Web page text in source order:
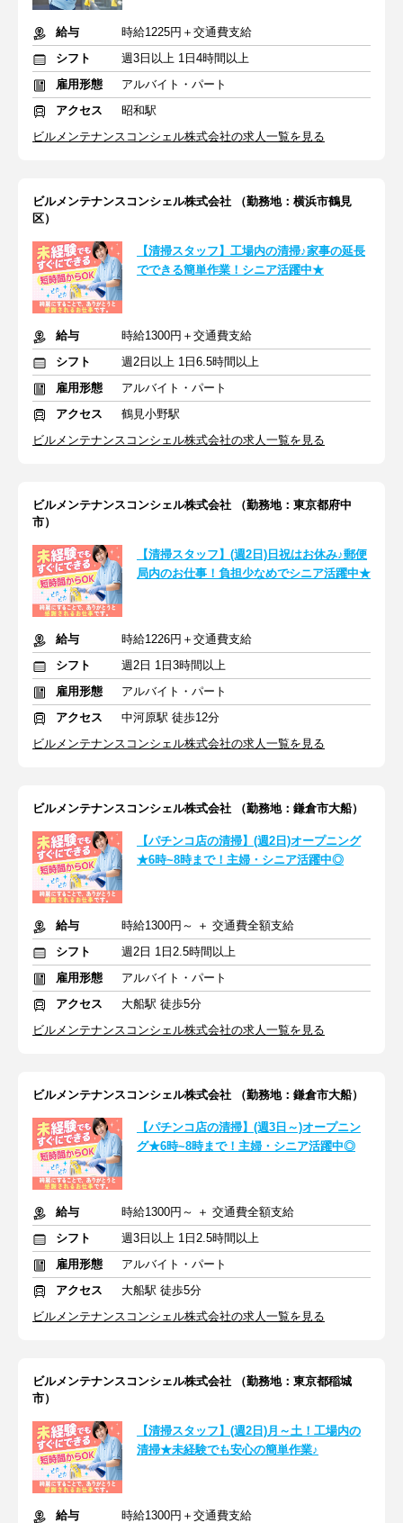
給与
時給1225円＋交通費支給
シフト
週3日以上 1日4時間以上
雇用形態
アルバイト・パート
アクセス
昭和駅
ビルメンテナンスコンシェル株式会社の求人一覧を見る
ビルメンテナンスコンシェル株式会社 （勤務地：横浜市鶴見
区）
【清掃スタッフ】工場内の清掃♪家事の延長
でできる簡単作業！シニア活躍中★
給与
時給1300円＋交通費支給
シフト
週2日以上 1日6.5時間以上
雇用形態
アルバイト・パート
アクセス
鶴見小野駅
ビルメンテナンスコンシェル株式会社の求人一覧を見る
ビルメンテナンスコンシェル株式会社 （勤務地：東京都府中
市）
【清掃スタッフ】(週2日)日祝はお休み♪郵便
局内のお仕事！負担少なめでシニア活躍中★
給与
時給1226円＋交通費支給
シフト
週2日 1日3時間以上
雇用形態
アルバイト・パート
アクセス
中河原駅 徒歩12分
ビルメンテナンスコンシェル株式会社の求人一覧を見る
ビルメンテナンスコンシェル株式会社 （勤務地：鎌倉市大船）
【パチンコ店の清掃】(週2日)オープニング
★6時~8時まで！主婦・シニア活躍中◎
給与
時給1300円～ ＋ 交通費全額支給
シフト
週2日 1日2.5時間以上
雇用形態
アルバイト・パート
アクセス
大船駅 徒歩5分
ビルメンテナンスコンシェル株式会社の求人一覧を見る
ビルメンテナンスコンシェル株式会社 （勤務地：鎌倉市大船）
【パチンコ店の清掃】(週3日～)オープニン
グ★6時~8時まで！主婦・シニア活躍中◎
給与
時給1300円～ ＋ 交通費全額支給
シフト
週3日以上 1日2.5時間以上
雇用形態
アルバイト・パート
アクセス
大船駅 徒歩5分
ビルメンテナンスコンシェル株式会社の求人一覧を見る
ビルメンテナンスコンシェル株式会社 （勤務地：東京都稲城
市）
【清掃スタッフ】(週2日)月～土！工場内の
清掃★未経験でも安心の簡単作業♪
給与
時給1300円＋交通費支給